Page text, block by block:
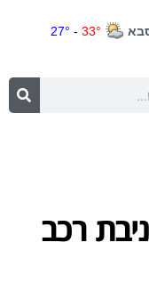
בגניבת רכב